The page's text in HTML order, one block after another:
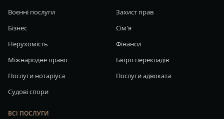
Воєнні послуги
Захист прав
Бізнес
Сім'я
Нерухомість
Фінанси
Міжнародне право
Бюро перекладів
Послуги нотаріуса
Послуги адвоката
Судові спори
ВСІ ПОСЛУГИ